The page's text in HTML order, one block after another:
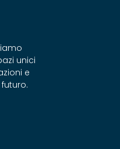
unici
e